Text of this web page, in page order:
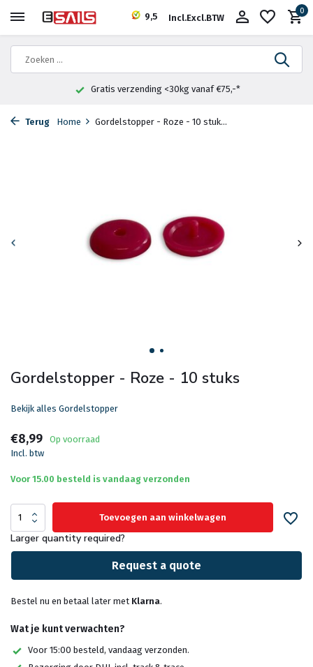
9,5 Incl.Excl.BTW
0
Gratis verzending <30kg vanaf €75,-*
Terug Home Gordelstopper - Roze - 10 stuk...
Gordelstopper - Roze - 10 stuks
Bekijk alles Gordelstopper
€8,99
Op voorraad
Incl. btw
Voor 15.00 besteld is vandaag verzonden
Toevoegen aan winkelwagen
Larger quantity required?
Request a quote
Bestel nu en betaal later met Klarna.
Wat je kunt verwachten?
Voor 15:00 besteld, vandaag verzonden.